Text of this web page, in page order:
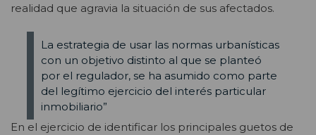
realidad que agravia la situación de sus afectados.
La estrategia de usar las normas urbanísticas
con un objetivo distinto al que se planteó
por el regulador, se ha asumido como parte
del legítimo ejercicio del interés particular
inmobiliario”
En el ejercicio de identificar los principales guetos de